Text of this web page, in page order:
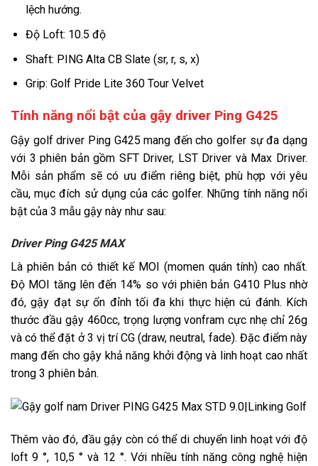
lệch hướng.
Độ Loft: 10.5 độ
Shaft: PING Alta CB Slate (sr, r, s, x)
Grip: Golf Pride Lite 360 Tour Velvet
Tính năng nổi bật của gậy driver Ping G425
Gậy golf driver Ping G425 mang đến cho golfer sự đa dạng
với 3 phiên bản gồm SFT Driver, LST Driver và Max Driver.
Mỗi sản phẩm sẽ có ưu điểm riêng biệt, phù hợp với yêu
cầu, mục đích sử dụng của các golfer. Những tính năng nổi
bật của 3 mẫu gậy này như sau:
Driver Ping G425 MAX
Là phiên bản có thiết kế MOI (momen quán tính) cao nhất.
Độ MOI tăng lên đến 14% so với phiên bản G410 Plus nhờ
đó, gậy đạt sự ổn đỉnh tối đa khi thực hiện cú đánh. Kích
thước đầu gậy 460cc, trọng lượng vonfram cực nhẹ chỉ 26g
và có thể đặt ở 3 vị trí CG (draw, neutral, fade). Đặc điểm này
mang đến cho gậy khả năng khởi động và linh hoạt cao nhất
trong 3 phiên bản.
Thêm vào đó, đầu gậy còn có thể di chuyển linh hoạt với độ
loft 9 °, 10,5 ° và 12 °. Với nhiều tính năng công nghệ hiện